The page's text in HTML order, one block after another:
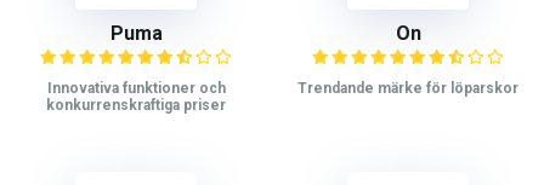
Puma
Innovativa funktioner och
konkurrenskraftiga priser
On
Trendande märke för löparskor